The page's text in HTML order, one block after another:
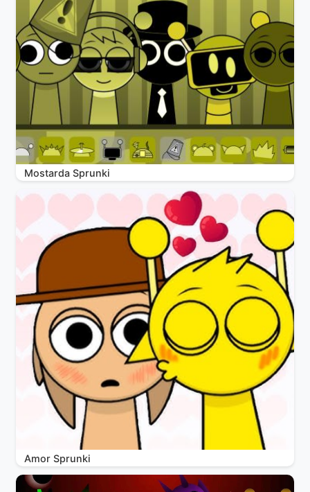
Mostarda Sprunki
Amor Sprunki